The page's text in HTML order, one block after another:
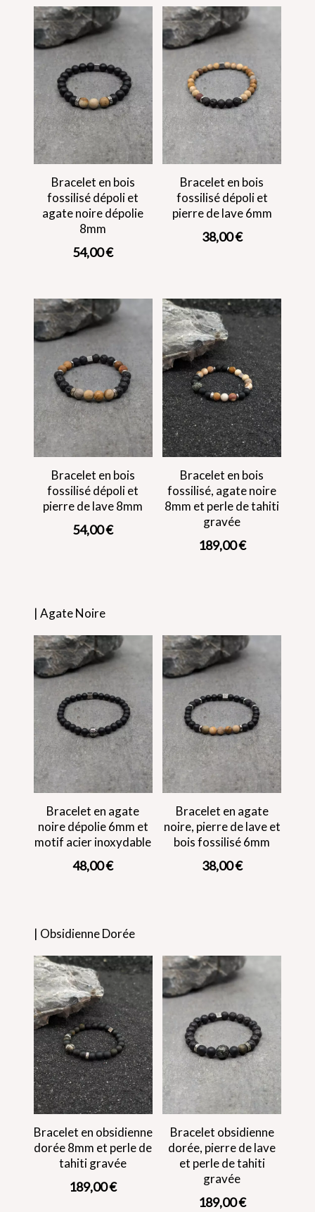
Bracelet en bois
fossilisé dépoli et
agate noire dépolie
8mm
54,00€
Bracelet en bois
fossilisé dépoli et
pierre de lave 6mm
38,00€
Bracelet en bois
fossilisé dépoli et
pierre de lave 8mm
54,00€
Bracelet en bois
fossilisé, agate noire
8mm et perle de tahiti
gravée
189,00€
| Agate Noire
Bracelet en agate
noire dépolie 6mm et
motif acier inoxydable
48,00€
Bracelet en agate
noire, pierre de lave et
bois fossilisé 6mm
38,00€
| Obsidienne Dorée
Bracelet en obsidienne
dorée 8mm et perle de
tahiti gravée
189,00€
Bracelet obsidienne
dorée, pierre de lave
et perle de tahiti
gravée
189,00€